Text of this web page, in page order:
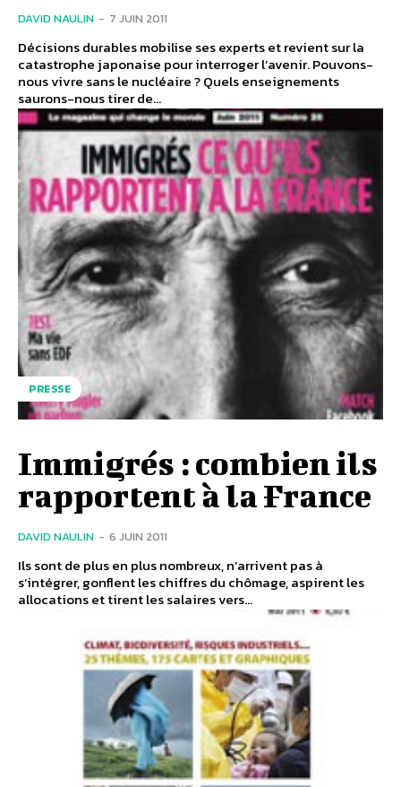
DAVID NAULIN - 7 JUIN 2011
Décisions durables mobilise ses experts et revient sur la
catastrophe japonaise pour interroger l’avenir. Pouvons-
nous vivre sans le nucléaire ? Quels enseignements
saurons-nous tirer de...
PRESSE
Immigrés : combien ils
rapportent à la France
DAVID NAULIN - 6 JUIN 2011
Ils sont de plus en plus nombreux, n’arrivent pas à
s’intégrer, gonflent les chiffres du chômage, aspirent les
allocations et tirent les salaires vers...